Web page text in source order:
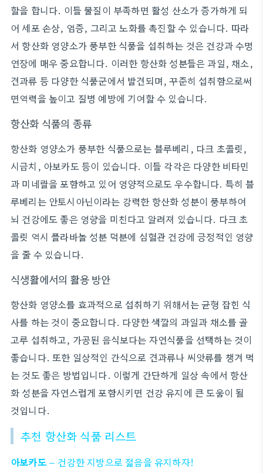
할을 합니다. 이들 물질이 부족하면 활성 산소가 증가하게 되
어 세포 손상, 염증, 그리고 노화를 촉진할 수 있습니다. 따라
서 항산화 영양소가 풍부한 식품을 섭취하는 것은 건강과 수명
연장에 매우 중요합니다. 이러한 항산화 성분들은 과일, 채소,
견과류 등 다양한 식품군에서 발견되며, 꾸준히 섭취함으로써
면역력을 높이고 질병 예방에 기여할 수 있습니다.
항산화 식품의 종류
항산화 영양소가 풍부한 식품으로는 블루베리, 다크 초콜릿,
시금치, 아보카도 등이 있습니다. 이들 각각은 다양한 비타민
과 미네랄을 포함하고 있어 영양적으로도 우수합니다. 특히 블
루베리는 안토시아닌이라는 강력한 항산화 성분이 풍부하여
뇌 건강에도 좋은 영향을 미친다고 알려져 있습니다. 다크 초
콜릿 역시 플라바놀 성분 덕분에 심혈관 건강에 긍정적인 영향
을 줄 수 있습니다.
식생활에서의 활용 방안
항산화 영양소를 효과적으로 섭취하기 위해서는 균형 잡힌 식
사를 하는 것이 중요합니다. 다양한 색깔의 과일과 채소를 골
고루 섭취하고, 가공된 음식보다는 자연식품을 선택하는 것이
좋습니다. 또한 일상적인 간식으로 견과류나 씨앗류를 챙겨 먹
는 것도 좋은 방법입니다. 이렇게 간단하게 일상 속에서 항산
화 성분을 자연스럽게 포함시키면 건강 유지에 큰 도움이 될
것입니다.
추천 항산화 식품 리스트
아보카도– 건강한 지방으로 젊음을 유지하자!